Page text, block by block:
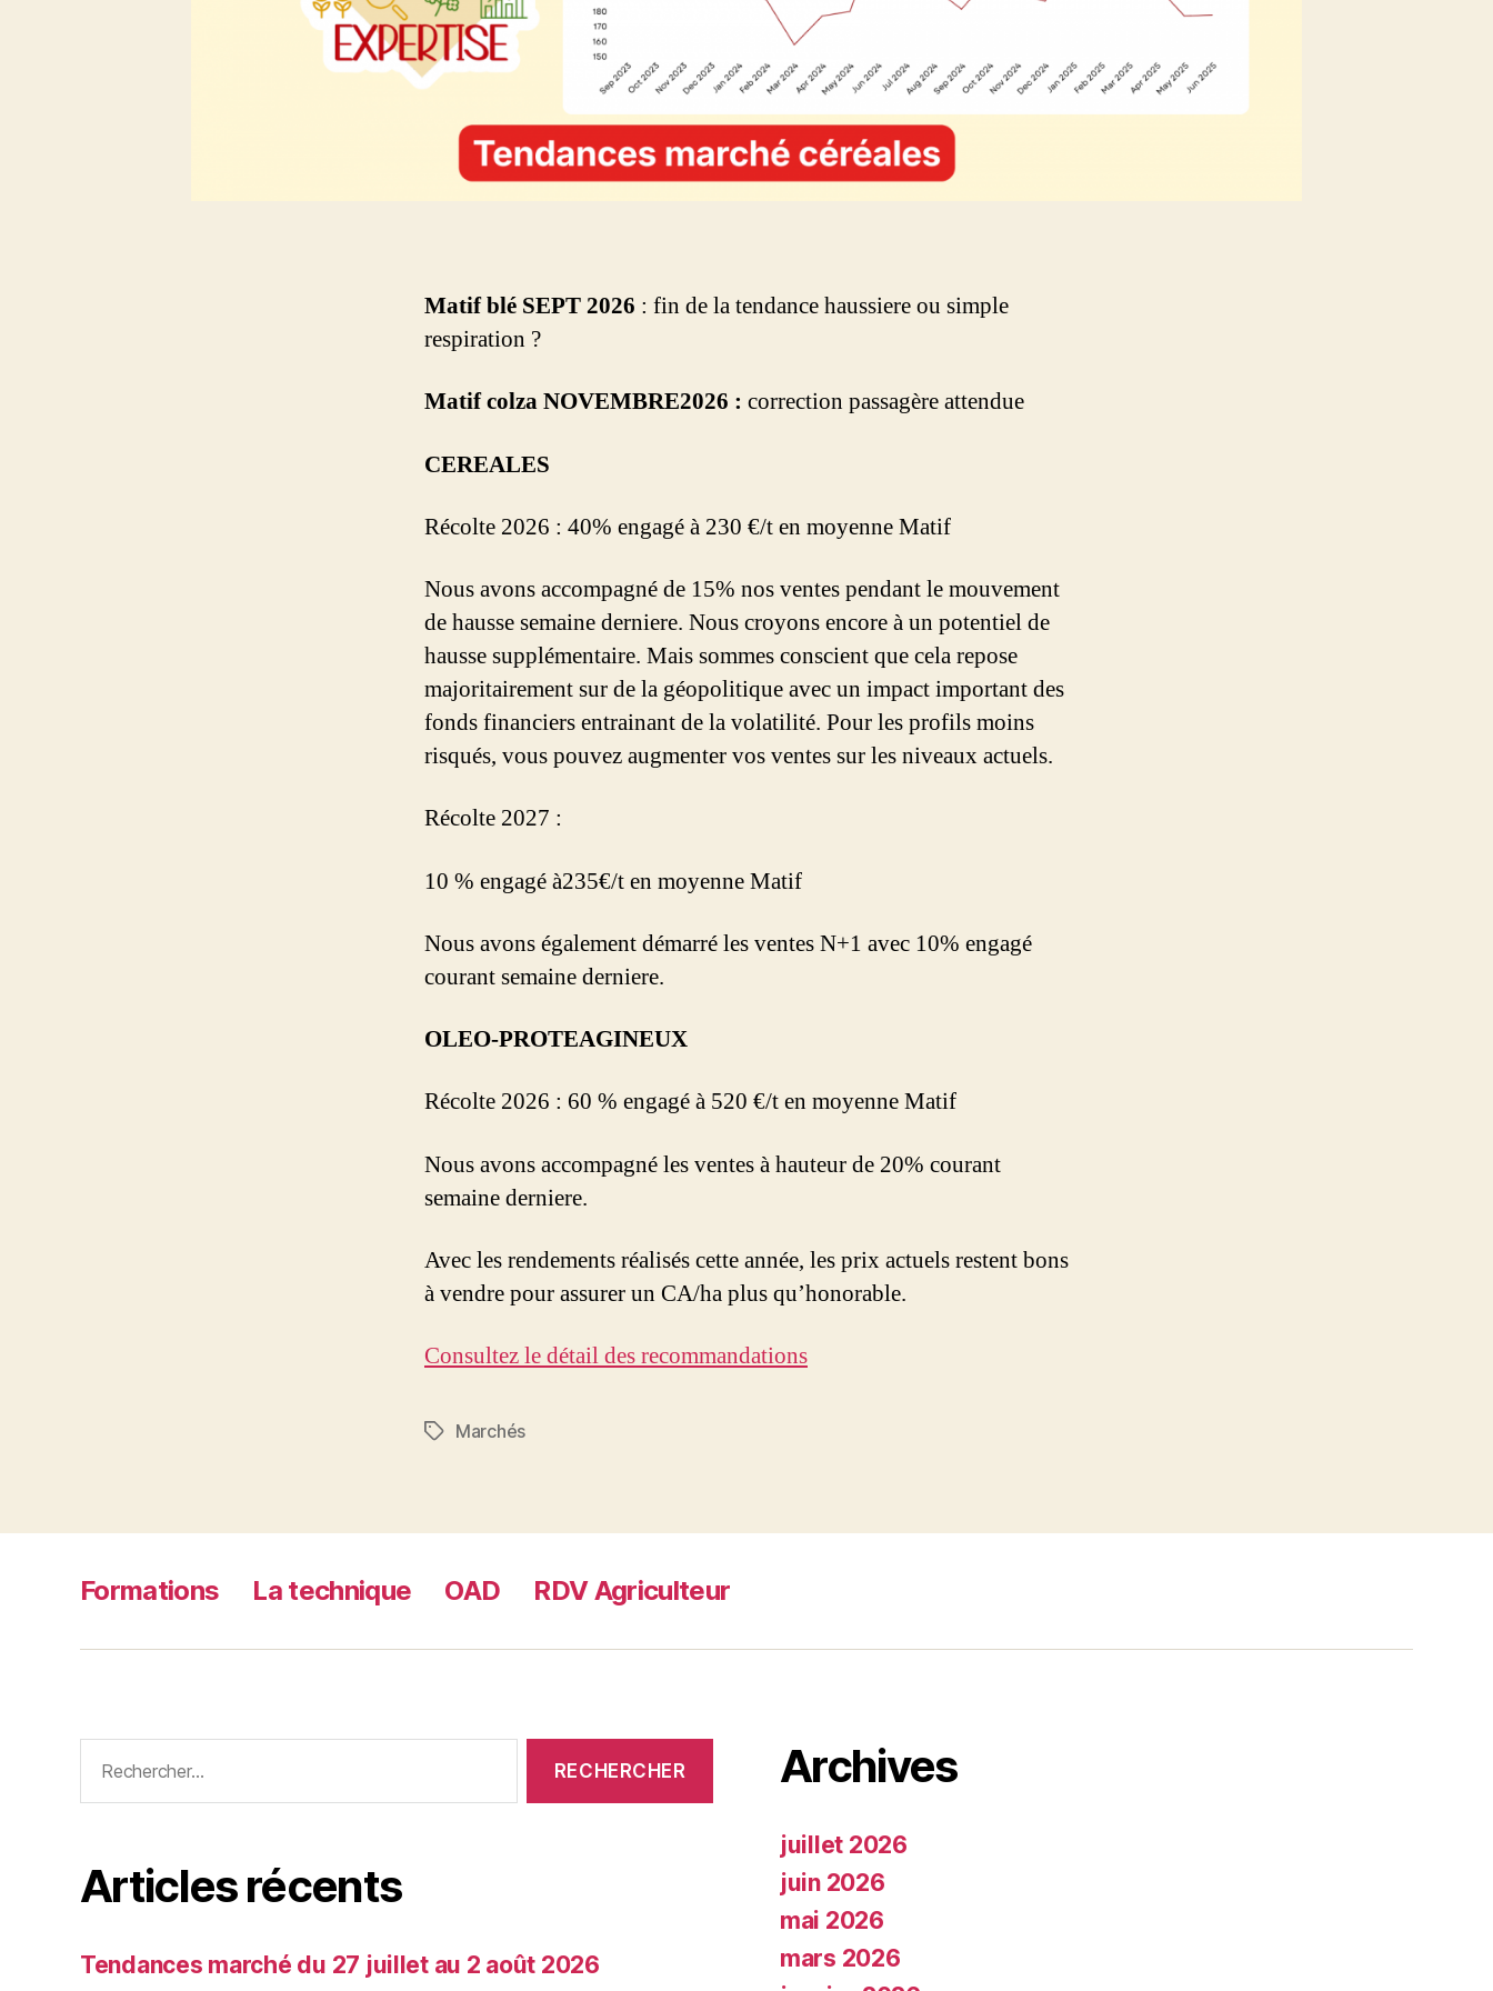
Matif blé SEPT 2026 : fin de la tendance haussiere ou simple
respiration ?
Matif colza NOVEMBRE2026 : correction passagère attendue
CEREALES
Récolte 2026 : 40% engagé à 230 €/t en moyenne Matif
Nous avons accompagné de 15% nos ventes pendant le mouvement
de hausse semaine derniere. Nous croyons encore à un potentiel de
hausse supplémentaire. Mais sommes conscient que cela repose
majoritairement sur de la géopolitique avec un impact important des
fonds financiers entrainant de la volatilité. Pour les profils moins
risqués, vous pouvez augmenter vos ventes sur les niveaux actuels.
Récolte 2027 :
10 % engagé à235€/t en moyenne Matif
Nous avons également démarré les ventes N+1 avec 10% engagé
courant semaine derniere.
OLEO-PROTEAGINEUX
Récolte 2026 : 60 % engagé à 520 €/t en moyenne Matif
Nous avons accompagné les ventes à hauteur de 20% courant
semaine derniere.
Avec les rendements réalisés cette année, les prix actuels restent bons
à vendre pour assurer un CA/ha plus qu’honorable.
Consultez le détail des recommandations
Étiquettes
Marchés
Formations La technique OAD RDV Agriculteur
Articles récents
Tendances marché du 27 juillet au 2 août 2026
Archives
juillet 2026
juin 2026
mai 2026
mars 2026